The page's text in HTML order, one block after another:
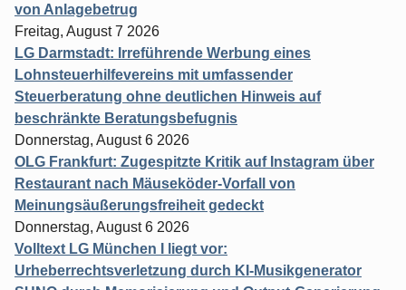
von Anlagebetrug
Freitag, August 7 2026
LG Darmstadt: Irreführende Werbung eines
Lohnsteuerhilfevereins mit umfassender
Steuerberatung ohne deutlichen Hinweis auf
beschränkte Beratungsbefugnis
Donnerstag, August 6 2026
OLG Frankfurt: Zugespitzte Kritik auf Instagram über
Restaurant nach Mäuseköder-Vorfall von
Meinungsäußerungsfreiheit gedeckt
Donnerstag, August 6 2026
Volltext LG München I liegt vor:
Urheberrechtsverletzung durch KI-Musikgenerator